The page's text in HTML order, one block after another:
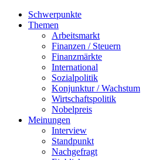
Schwerpunkte
Themen
Arbeitsmarkt
Finanzen / Steuern
Finanzmärkte
International
Sozialpolitik
Konjunktur / Wachstum
Wirtschaftspolitik
Nobelpreis
Meinungen
Interview
Standpunkt
Nachgefragt